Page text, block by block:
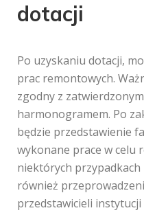
dotacji
Po uzyskaniu dotacji,
prac remontowych.
zgodny z
harmonogramem. Po
będzie przedstawienie
wykonane prace w celu
niektórych przypadkach
również
przedstawicieli